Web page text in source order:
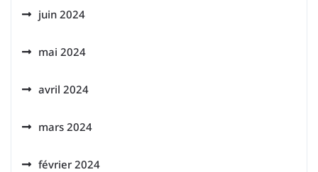
juin 2024
mai 2024
avril 2024
mars 2024
février 2024